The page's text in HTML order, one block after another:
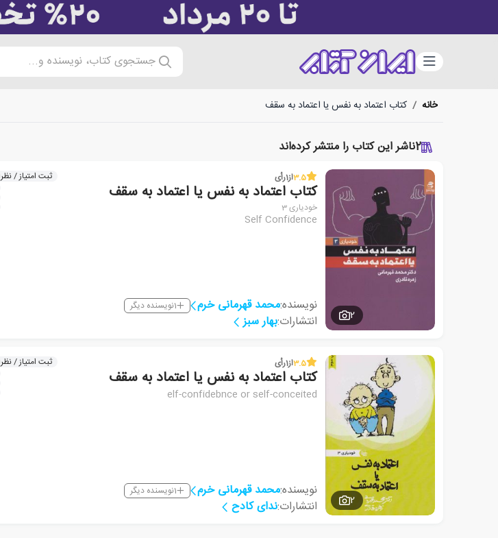
دسته‌بندی جستجوی کتاب، نویسنده و...
خانه / کتاب اعتماد به نفس یا اعتماد به سقف
2ناشر این کتاب را منتشر کرده‌اند
2
3.5از1رأی ثبت امتیاز / نظر
کتاب اعتماد به نفس یا اعتماد به سقف
خودیاری 3
Self Confidence
نویسنده:محمد قهرمانی خرم 1نویسنده دیگر
انتشارات:بهار سبز
2
3.5از1رأی ثبت امتیاز / نظر
کتاب اعتماد به نفس یا اعتماد به سقف
elf-confidebnce or self-conceited
نویسنده:محمد قهرمانی خرم 1نویسنده دیگر
انتشارات:ندای کادح